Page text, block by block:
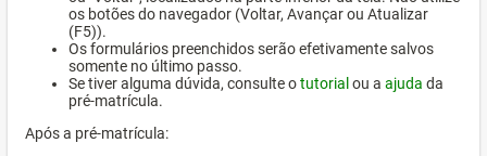
os botões do navegador (Voltar, Avançar ou Atualizar
(F5)).
Os formulários preenchidos serão efetivamente salvos
somente no último passo.
Se tiver alguma dúvida, consulte otutorial ou a ajuda da
pré-matrícula.
Após a pré-matrícula: